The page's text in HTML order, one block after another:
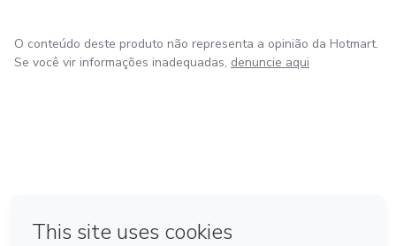
O conteúdo deste produto não representa a opinião da Hotmart.
Se você vir informações inadequadas, denuncie aqui
Feito com ❤ em Bogotá